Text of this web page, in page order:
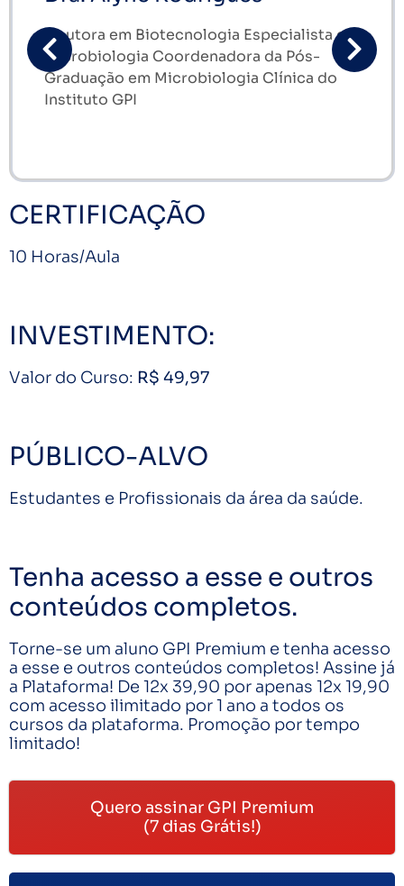
Doutora em Biotecnologia Especialista em
Microbiologia Coordenadora da Pós-
Graduação em Microbiologia Clínica do
Instituto GPI
CERTIFICAÇÃO
10 Horas/Aula
INVESTIMENTO:
Valor do Curso: R$ 49,97
PÚBLICO-ALVO
Estudantes e Profissionais da área da saúde.
Tenha acesso a esse e outros
conteúdos completos.
Torne-se um aluno GPI Premium e tenha acesso
a esse e outros conteúdos completos! Assine já
a Plataforma! De 12x 39,90 por apenas 12x 19,90
com acesso ilimitado por 1 ano a todos os
cursos da plataforma. Promoção por tempo
limitado!
Quero assinar GPI Premium
(7 dias Grátis!)